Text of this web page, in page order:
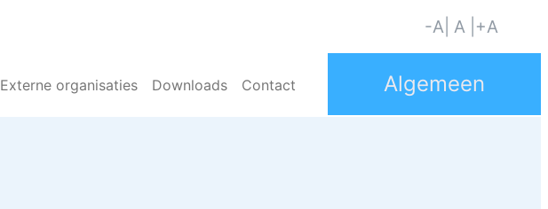
-A | A | +A
Externe organisaties Downloads Contact